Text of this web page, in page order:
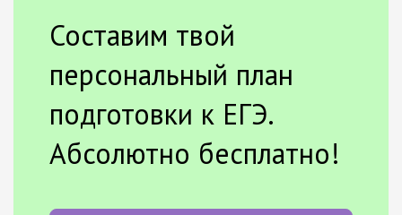
Составим твой
персональный план
подготовки к ЕГЭ.
Абсолютно бесплатно!